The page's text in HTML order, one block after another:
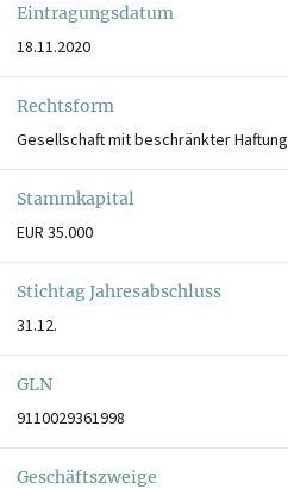
Eintragungsdatum
18.11.2020
Rechtsform
Gesellschaft mit beschränkter Haftung
Stammkapital
EUR 35.000
Stichtag Jahresabschluss
31.12.
GLN
9110029361998
Geschäftszweige